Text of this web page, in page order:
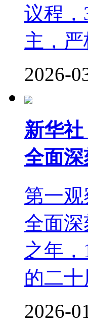
议程
主，
2026-
新华
全面
第一
全面
之年
的二
2026-